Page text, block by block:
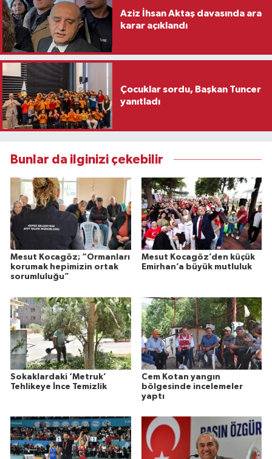
Aziz İhsan Aktaş davasında ara
karar açıklandı
Çocuklar sordu, Başkan Tuncer
yanıtladı
Bunlar da ilginizi çekebilir
Mesut Kocagöz; “Ormanları
korumak hepimizin ortak
sorumluluğu”
Mesut Kocagöz’den küçük
Emirhan’a büyük mutluluk
Sokaklardaki ‘Metruk’
Tehlikeye İnce Temizlik
Cem Kotan yangın
bölgesinde incelemeler
yaptı